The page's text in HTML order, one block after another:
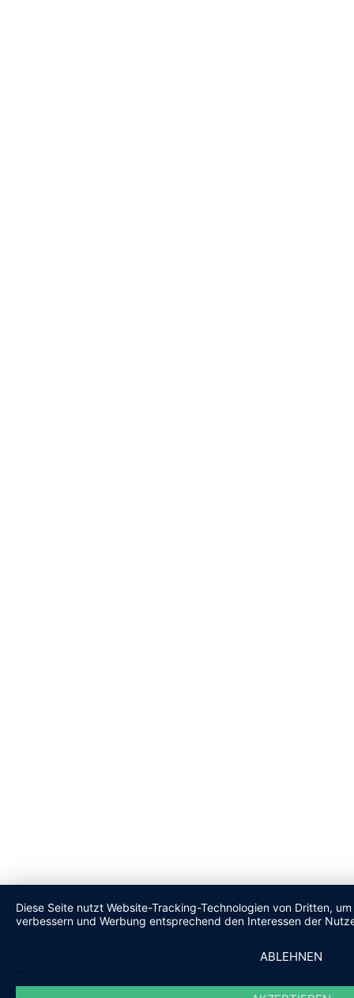
Diese Seite nutzt Website-Tracking-Technologien von Dritten,
verbessern und Werbung entsprechend den Interessen der
ABLEHNEN